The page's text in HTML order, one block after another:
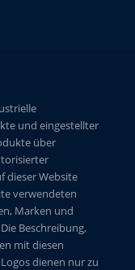
und eingestellter
über
dieser Website
verwendeten
Marken und
Beschreibung,
mit diesen
dienen nur zu